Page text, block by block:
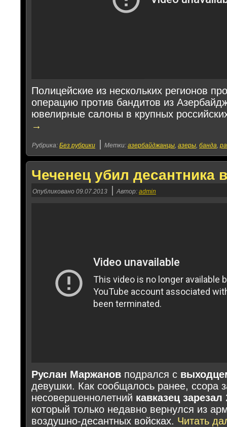
Полицейские из нескольких регионов
операцию против бандитов из
ювелирные салоны в крупных
→
Рубрика: Без рубрики Метки: азербайджанцы, азеры, банда,
Чеченец убил десантника
Опубликовано 09.07.2013 Автор: admin
Руслан Маржанов подрался с
девушки. Как сообщалось ранее, ссора
несовершеннолетний кавказец зарезал
который только недавно вернулся из
воздушно-десантных войсках. Читать